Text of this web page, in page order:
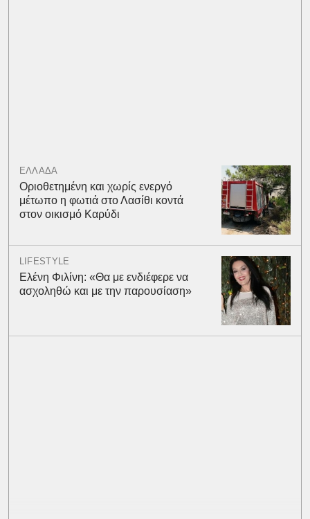
ΕΛΛΑΔΑ
Οριοθετημένη και χωρίς ενεργό
μέτωπο η φωτιά στο Λασίθι κοντά
στον οικισμό Καρύδι
LIFESTYLE
Ελένη Φιλίνη: «Θα με ενδιέφερε να
ασχοληθώ και με την παρουσίαση»